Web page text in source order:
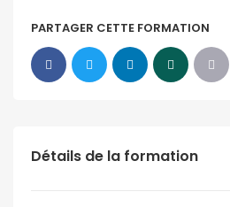
PARTAGER CETTE FORMATION
Détails de la formation